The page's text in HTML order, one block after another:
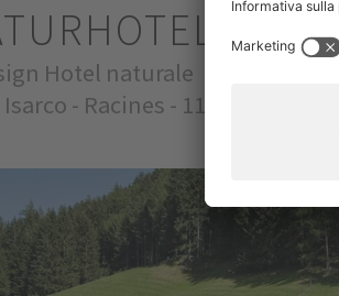
Hotel naturale
- Racines - 1150m